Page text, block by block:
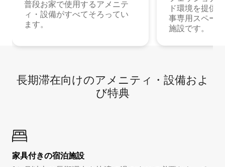
普段お家で使用するアメニテ
ィ・設備がすべてそろってい
ます。
ド環境を提供
事専用スペー
施設です。
長期滞在向け⁠のア⁠メ⁠ニ⁠テ⁠ィ⁠・設⁠備⁠およ
び特⁠典
家具付き⁠の宿⁠泊⁠施⁠設